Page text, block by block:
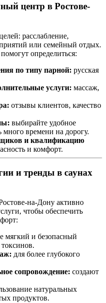
центр в Ростове-
расслабление,
или семейный отдых.
определиться:
по типу парной: русская
услуги: массаж,
отзывы клиентов, качество
выбирайте удобное
много времени на дорогу.
и квалификацию
и комфорт.
и тренды в саунах
на-Дону активно
чтобы обеспечить
мягкий и безопасный
для более глубокого
сопровождение: создают
натуральных
продуктов.